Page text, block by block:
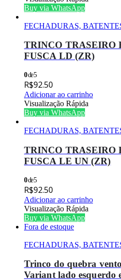
Buy via WhatsApp
FECHADURAS,
TRINCO TRASEIRO
FUSCA LD (ZR)
0de 5
R$92.50
Adicionar ao carrinho
Visualização Rápida
Buy via WhatsApp
FECHADURAS,
TRINCO TRASEIRO
FUSCA LE UN (ZR)
0de 5
R$92.50
Adicionar ao carrinho
Visualização Rápida
Buy via WhatsApp
Fora de estoque
FECHADURAS,
Trinco do quebra
Variant lado esquerdo